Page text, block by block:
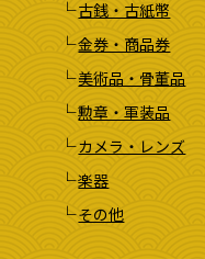
古銭・古紙幣
金券・商品券
美術品・骨董品
勲章・軍装品
カメラ・レンズ
楽器
その他